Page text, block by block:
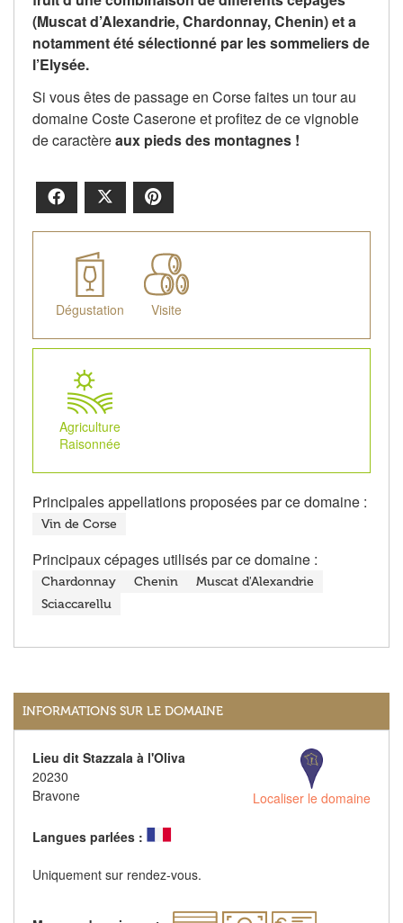
(Muscat d’Alexandrie, Chardonnay, Chenin) et a
notamment été sélectionné par les sommeliers de
l’Elysée.
Si vous êtes de passage en Corse faites un tour au
domaine Coste Caserone et profitez de ce vignoble
de caractèreaux pieds des montagnes !
Facebook
Dégustation Visite
Agriculture
Raisonnée
Principales appellations proposées par ce domaine :
Vin de Corse
Principaux cépages utilisés par ce domaine :
Chardonnay Chenin
Muscat d'Alexandrie
Sciaccarellu
INFORMATIONS SUR LE DOMAINE
Lieu dit Stazzala à l'Oliva
20230
Bravone
Localiser le domaine
Langues parlées :
Uniquement sur rendez-vous.